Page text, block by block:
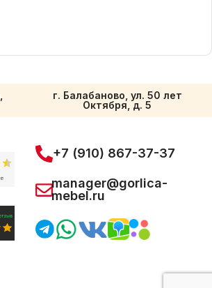
г. Балабаново, ул. 50 лет
Октября, д. 5
+7 (910) 867-37-37
manager@gorlica-
mebel.ru